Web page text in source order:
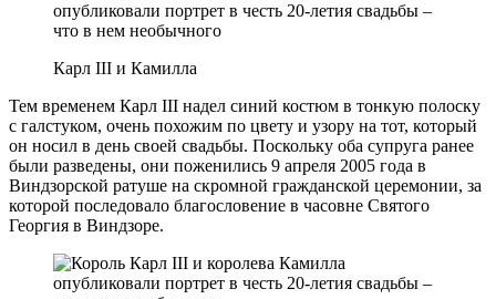
Карл III и Камилла
Тем временем Карл III надел синий костюм в тонкую полоску
с галстуком, очень похожим по цвету и узору на тот, который
он носил в день своей свадьбы. Поскольку оба супруга ранее
были разведены, они поженились 9 апреля 2005 года в
Виндзорской ратуше на скромной гражданской церемонии, за
которой последовало благословение в часовне Святого
Георгия в Виндзоре.